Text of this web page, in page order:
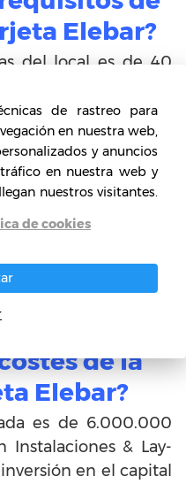
Elebar?
del local es de 40
ficha fue calculado
de 10.000
con soporte
dar respuesta al
cobros a clientes,
a nivel local.
de la
Elebar?
es de 6.000.000
Instalaciones & Lay-
en el capital
de rastreo para
en nuestra web,
y anuncios
en nuestra web y
nuestros visitantes.
de cookies